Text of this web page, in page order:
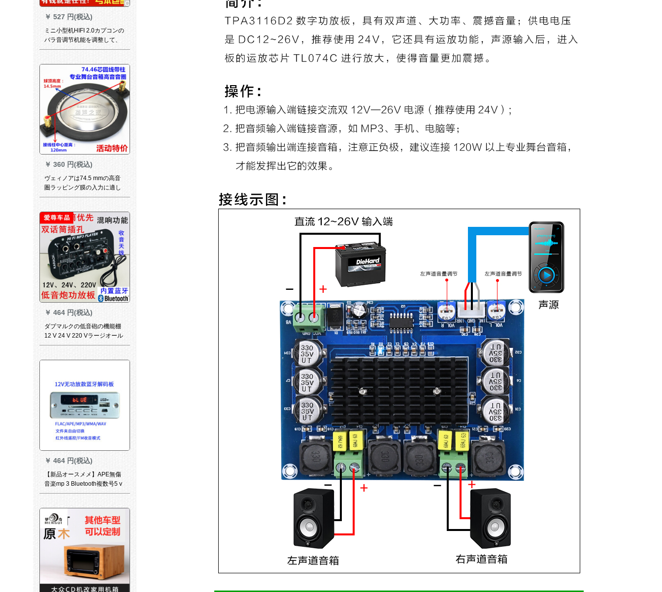
￥ 527 円(税込)
ミニ小型机HIFI 2.0カプコンの
バラ音调节机能を调整して、
自动车の机能を改造します。
￥ 360 円(税込)
ヴェィノアは74.5 mmの高音
圏ラッピング膜の入力に適し
ています。チタ膜円銅線の支
￥ 464 円(税込)
ダブマルクの低音砲の機能棚
12 V 24 V 220 Vラージオール
トンの残響高低スピンボンド
￥ 464 円(税込)
【新品オースメメ】APE無傷
音楽mp 3 Bluetooth複数号5 v
機能再生器USBプロレヤ12 V
ラストストームスモデル：12
V無機再生版銀